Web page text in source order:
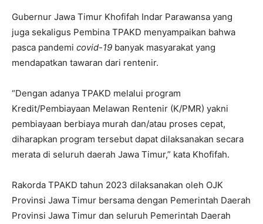
Gubernur Jawa Timur Khofifah Indar Parawansa yang
juga sekaligus Pembina TPAKD menyampaikan bahwa
pasca pandemi covid-19 banyak masyarakat yang
mendapatkan tawaran dari rentenir.
“Dengan adanya TPAKD melalui program
Kredit/Pembiayaan Melawan Rentenir (K/PMR) yakni
pembiayaan berbiaya murah dan/atau proses cepat,
diharapkan program tersebut dapat dilaksanakan secara
merata di seluruh daerah Jawa Timur,” kata Khofifah.
Rakorda TPAKD tahun 2023 dilaksanakan oleh OJK
Provinsi Jawa Timur bersama dengan Pemerintah Daerah
Provinsi Jawa Timur dan seluruh Pemerintah Daerah